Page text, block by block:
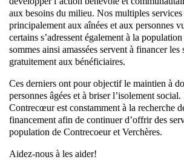
aux besoins du milieu. Nos multiples services
principalement aux aînées et aux personnes
certains s’adressent également à la
sommes ainsi amassées servent à financer les
gratuitement aux bénéficiaires.
Ces derniers ont pour objectif le maintien à
personnes âgées et à briser l’isolement
Contrecœur est constamment à la recherche
financement afin de continuer d’offrir des
population de Contrecoeur et Verchères.
Aidez-nous à les aider!